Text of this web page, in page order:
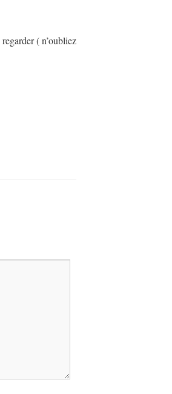
( n’oubliez